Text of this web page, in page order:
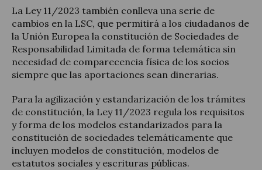
La Ley 11/2023 también conlleva una serie de
cambios en la LSC, que permitirá a los ciudadanos de
la Unión Europea la constitución de Sociedades de
Responsabilidad Limitada de forma telemática sin
necesidad de comparecencia física de los socios
siempre que las aportaciones sean dinerarias.
Para la agilización y estandarización de los trámites
de constitución, la Ley 11/2023 regula los requisitos
y forma de los modelos estandarizados para la
constitución de sociedades telemáticamente que
incluyen modelos de constitución, modelos de
estatutos sociales y escrituras públicas.